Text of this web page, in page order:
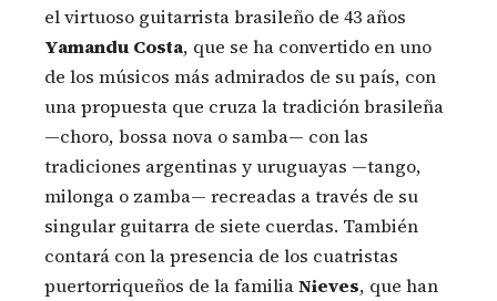
el virtuoso guitarrista brasileño de 43 años
Yamandu Costa, que se ha convertido en uno
de los músicos más admirados de su país, con
una propuesta que cruza la tradición brasileña
—choro, bossa nova o samba— con las
tradiciones argentinas y uruguayas —tango,
milonga o zamba— recreadas a través de su
singular guitarra de siete cuerdas. También
contará con la presencia de los cuatristas
puertorriqueños de la familiaNieves, que han